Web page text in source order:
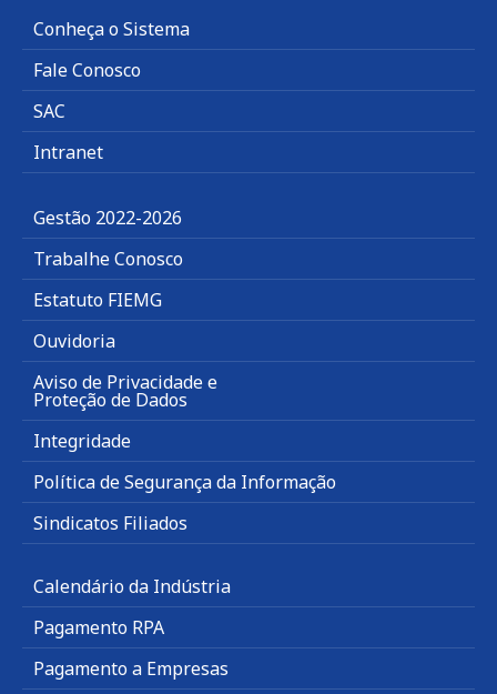
Conheça o Sistema
Fale Conosco
SAC
Intranet
Gestão 2022-2026
Trabalhe Conosco
Estatuto FIEMG
Ouvidoria
Aviso de Privacidade e
Proteção de Dados
Integridade
Política de Segurança da Informação
Sindicatos Filiados
Calendário da Indústria
Pagamento RPA
Pagamento a Empresas